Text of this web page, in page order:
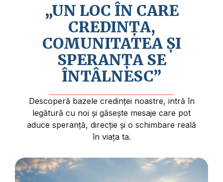
„UN LOC ÎN CARE
CREDINȚA,
COMUNITATEA ȘI
SPERANȚA SE
ÎNTÂLNESC”
Descoperă bazele credinței noastre, intră în
legătură cu noi și găsește mesaje care pot
aduce speranță, direcție și o schimbare reală
în viața ta.